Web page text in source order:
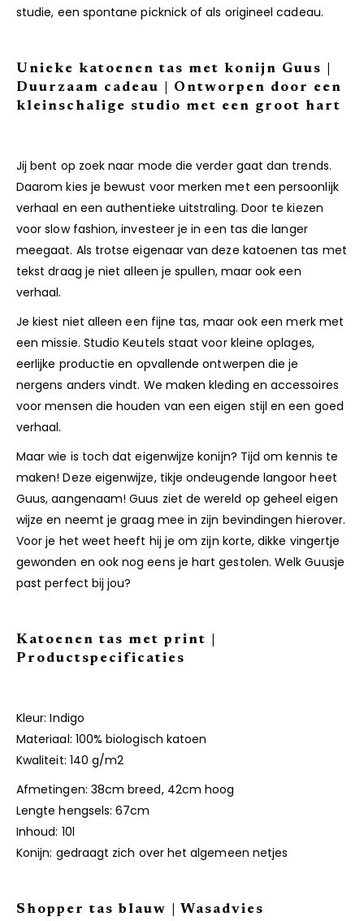
studie, een spontane picknick of als origineel cadeau.
Unieke katoenen tas met konijn Guus |
Duurzaam cadeau | Ontworpen door een
kleinschalige studio met een groot hart
Jij bent op zoek naar mode die verder gaat dan trends.
Daarom kies je bewust voor merken met een persoonlijk
verhaal en een authentieke uitstraling. Door te kiezen
voor slow fashion, investeer je in een tas die langer
meegaat. Als trotse eigenaar van deze katoenen tas met
tekst draag je niet alleen je spullen, maar ook een
verhaal.
Je kiest niet alleen een fijne tas, maar ook een merk met
een missie. Studio Keutels staat voor kleine oplages,
eerlijke productie en opvallende ontwerpen die je
nergens anders vindt. We maken kleding en accessoires
voor mensen die houden van een eigen stijl en een goed
verhaal.
Maar wie is toch dat eigenwijze konijn? Tijd om kennis te
maken! Deze eigenwijze, tikje ondeugende langoor heet
Guus, aangenaam! Guus ziet de wereld op geheel eigen
wijze en neemt je graag mee in zijn bevindingen hierover.
Voor je het weet heeft hij je om zijn korte, dikke vingertje
gewonden en ook nog eens je hart gestolen. Welk Guusje
past perfect bij jou?
Katoenen tas met print |
Productspecificaties
Kleur: Indigo
Materiaal: 100% biologisch katoen
Kwaliteit: 140 g/m2
Afmetingen: 38cm breed, 42cm hoog
Lengte hengsels: 67cm
Inhoud: 10l
Konijn: gedraagt zich over het algemeen netjes
Shopper tas blauw | Wasadvies